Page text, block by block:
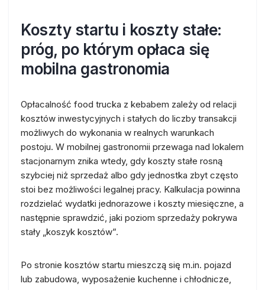
Koszty startu i koszty stałe:
próg, po którym opłaca się
mobilna gastronomia
Opłacalność food trucka z kebabem zależy od relacji
kosztów inwestycyjnych i stałych do liczby transakcji
możliwych do wykonania w realnych warunkach
postoju. W mobilnej gastronomii przewaga nad lokalem
stacjonarnym znika wtedy, gdy koszty stałe rosną
szybciej niż sprzedaż albo gdy jednostka zbyt często
stoi bez możliwości legalnej pracy. Kalkulacja powinna
rozdzielać wydatki jednorazowe i koszty miesięczne, a
następnie sprawdzić, jaki poziom sprzedaży pokrywa
stały „koszyk kosztów”.
Po stronie kosztów startu mieszczą się m.in. pojazd
lub zabudowa, wyposażenie kuchenne i chłodnicze,